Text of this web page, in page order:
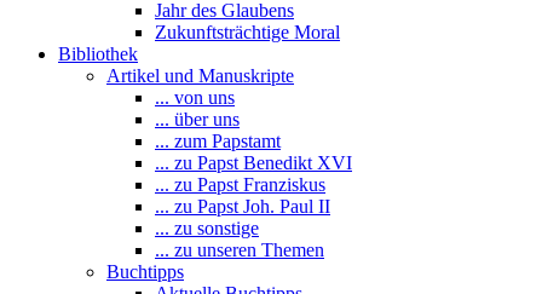
Jahr des Glaubens
Zukunftsträchtige Moral
Bibliothek
Artikel und Manuskripte
... von uns
... über uns
... zum Papstamt
... zu Papst Benedikt XVI
... zu Papst Franziskus
... zu Papst Joh. Paul II
... zu sonstige
... zu unseren Themen
Buchtipps